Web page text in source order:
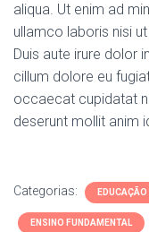
aliqua. Ut enim ad
ullamco laboris nisi
Duis aute irure dolor
cillum dolore eu
occaecat cupidatat
deserunt mollit anim
Categorias:
ENSINO FUNDAMENTAL